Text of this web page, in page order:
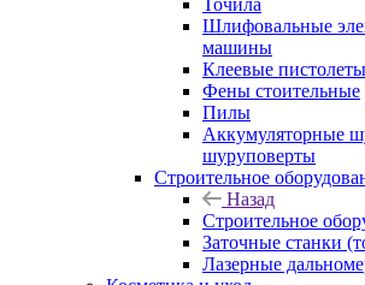
Точила
Шлифовальные
машины
Клеевые пистолеты
Фены стоительные
Пилы
Аккумуляторные
шуруповерты
Строительное
Назад
Строительное
Заточные станки
Лазерные